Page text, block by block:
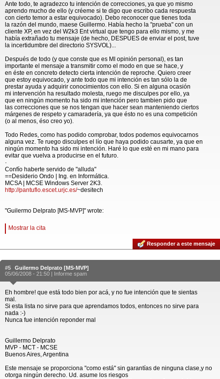
Ante todo, te agradezco tu intención de correcciones, ya que yo mismo
aprendo mucho de ello (y créeme si te digo que escribo cada respuesta
con cierto temor a estar equivocado). Debo reconocer que tienes toda
la razón del mundo, maese Guillermo. Había hecho la "prueba" con un
cliente XP, en vez del W2k3 Ent virtual que tengo para ello mismo, y me
había extrañado tu mensaje (de hecho, DESPUES de enviar el post, tuve
la incertidumbre del directorio SYSVOL)...
Después de todo (y que conste que es MI opinión personal), es tan
importante el mensaje a transmitir como el modo en que se hace, y
en éste en concreto detecto cierta intención de reproche. Quiero creer
que estoy equivocado, y ante todo que mi intención es tan sólo la de
prestar ayuda y adquirir conocimientos con ello. Si en alguna ocasión
mi intervención ha resultado molesta, ruego me disculpes por ello, ya
que en ningún momento ha sido mi intención pero tambien pido que
las correcciones que se nos tengan que hacer sean manteniendo ciertos
márgenes de respeto y camaradería, ya que ésto no es una competición
(o al menos, éso creo yo).
Todo Redes, como has podido comprobar, todos podemos equivocarnos
alguna vez. Te ruego disculpes el lío que haya podido causarte, ya que en
ningún momento ha sido mi intención. Haré lo que esté en mi mano para
evitar que vuelva a producirse en el futuro.
·
Confío haberte servido de "alluda"
==Desiderio Ondo | Ing. en Informática.
MCSA | MCSE Windows Server 2K3.
http://pantuflo.escet.urjc.es/~desitech
"Guilermo Delprato [MS-MVP]" wrote:
Mostrar la cita
Responder a este mensaje
#5
Guilermo Delprato [MS-MVP]
05/06/2008 - 21:50 | Informe spam
Eh hombre! que está todo bien por acá, y no fue intención que te sientas
mal.
Si esta lista no sirve para que aprendamos todos, entonces no sirve para
nada :-)
Nunca fue intención reponder mal
Guillermo Delprato
MVP - MCT - MCSE
Buenos Aires, Argentina
Este mensaje se proporciona "como está" sin garantías de ninguna clase,y no
otorga ningún derecho. Ud. asume los riesgos